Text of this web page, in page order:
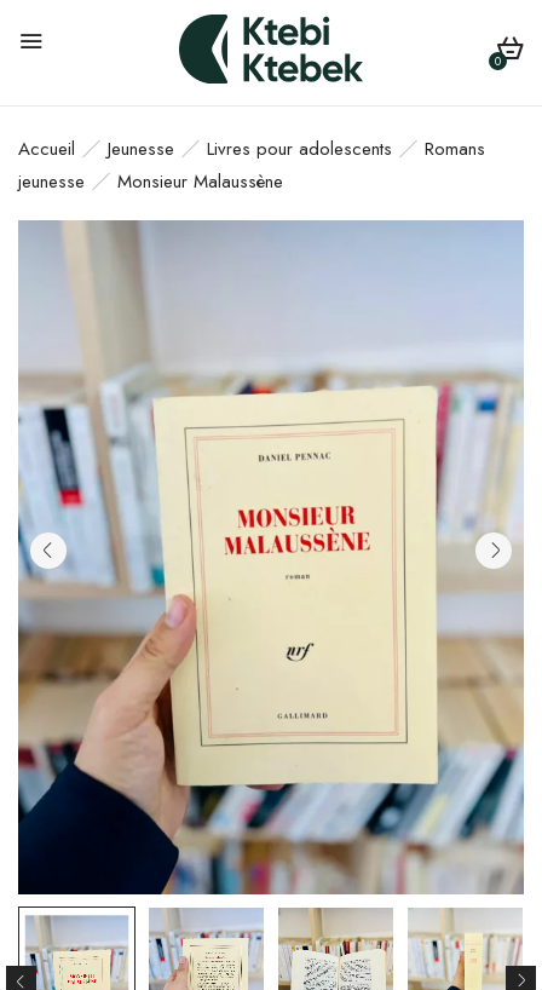
0
Accueil Jeunesse Livres pour adolescents
Romans
jeunesse
Monsieur Malaussène